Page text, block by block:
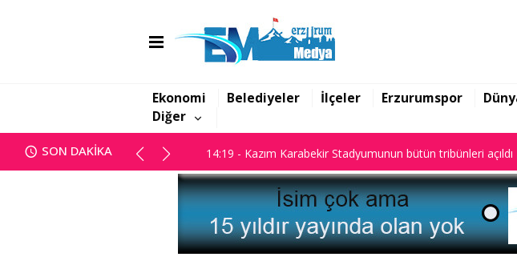
Ekonomi Belediyeler İlçeler Erzurumspor
Diğer
SON DAKİKA
14:10 - Usta Kalem Engin Gültekin yazılarına başladı
14:19 - Kazım Karabekir Stadyumunun bütün tribünleri açıldı
14:19 - Kazım Karabekir Stadyumunun bütün tribünleri açıldı